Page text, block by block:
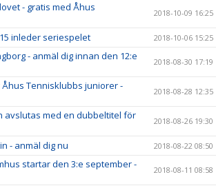
- gratis med Åhus
2018-10-09 16:25
inleder seriespelet 2018-10-06 15:25
- anmäl dig innan den 12:e
2018-08-30 17:19
Tennisklubbs juniorer -
2018-08-28 12:35
avslutas med en dubbeltitel för
2018-08-26 19:30
- anmäl dig nu 2018-08-22 08:50
startar den 3:e september -
2018-08-11 08:58